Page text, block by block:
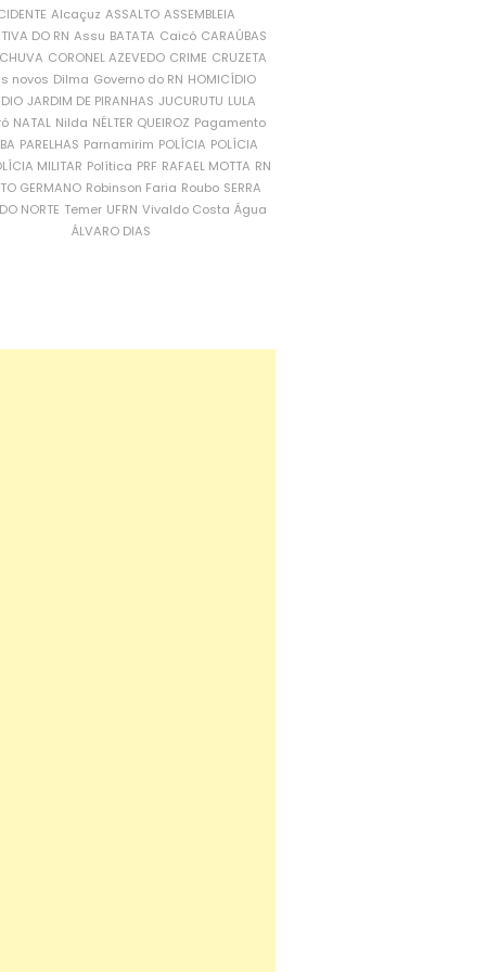
Alcaçuz ASSALTO ASSEMBLEIA
DO RN Assu BATATA Caicó CARAÚBAS
CORONEL AZEVEDO CRIME CRUZETA
novos Dilma Governo do RN HOMICÍDIO
JARDIM DE PIRANHAS JUCURUTU LULA
NATAL Nilda NÉLTER QUEIROZ Pagamento
PARELHAS Parnamirim POLÍCIA POLÍCIA
MILITAR Política PRF RAFAEL MOTTA RN
GERMANO Robinson Faria Roubo SERRA
NORTE Temer UFRN Vivaldo Costa Água
ÁLVARO DIAS